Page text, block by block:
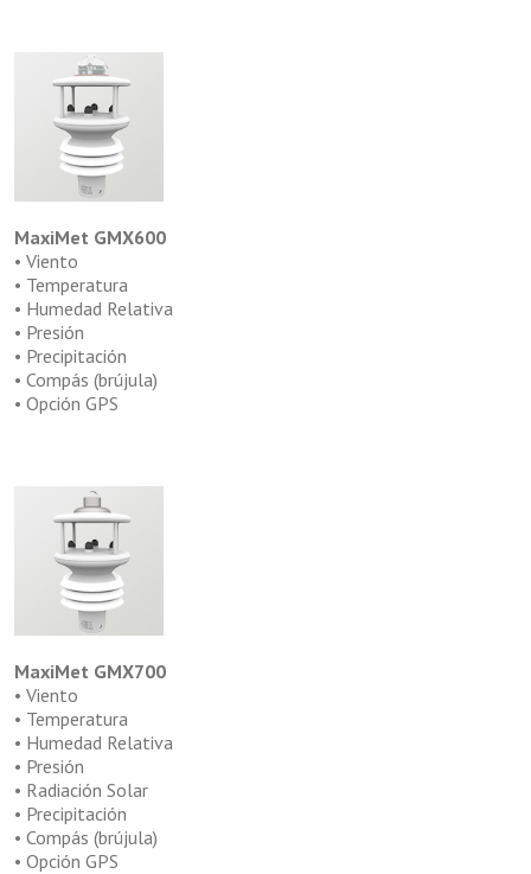
MaxiMet GMX600
• Viento
• Temperatura
• Humedad Relativa
• Presión
• Precipitación
• Compás (brújula)
• Opción GPS
MaxiMet GMX700
• Viento
• Temperatura
• Humedad Relativa
• Presión
• Radiación Solar
• Precipitación
• Compás (brújula)
• Opción GPS